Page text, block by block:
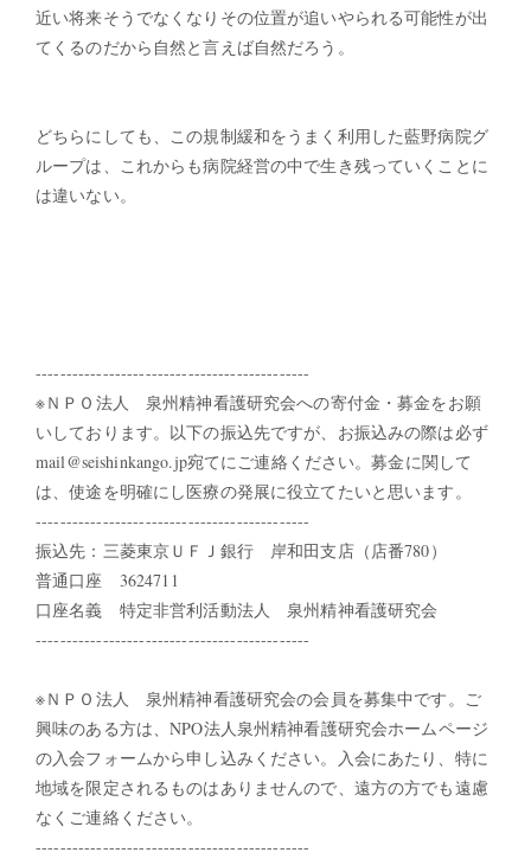
近い将来そうでなくなりその位置が追いやられる可能性が出
てくるのだから自然と言えば自然だろう。
どちらにしても、この規制緩和をうまく利用した藍野病院グ
ループは、これからも病院経営の中で生き残っていくことに
は違いない。
---------------------------------------------
※ＮＰＯ法人 泉州精神看護研究会への寄付金・募金をお願
いしております。以下の振込先ですが、お振込みの際は必ず
mail@seishinkango.jp宛てにご連絡ください。募金に関して
は、使途を明確にし医療の発展に役立てたいと思います。
---------------------------------------------
振込先：三菱東京ＵＦＪ銀行 岸和田支店（店番780）
普通口座 3624711
口座名義 特定非営利活動法人 泉州精神看護研究会
---------------------------------------------
※ＮＰＯ法人 泉州精神看護研究会の会員を募集中です。ご
興味のある方は、NPO法人泉州精神看護研究会ホームページ
の入会フォームから申し込みください。入会にあたり、特に
地域を限定されるものはありませんので、遠方の方でも遠慮
なくご連絡ください。
---------------------------------------------